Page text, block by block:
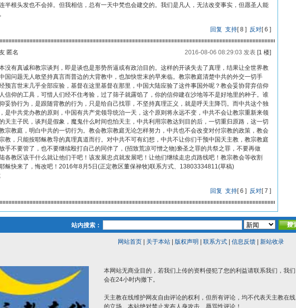
半根头发也不会掉。但我相信，总有一天中梵也会建交的。我们是凡人，无法改变事实，但愿圣人能
回复 支持[8 ] 反对[6 ]
匿名 2016-08-06 08:29:03 发表[1 楼]
没有真诚和教宗谈判，即是谈也是形势所逼或有政治目的。这样的开谈失去了真理，结果让全世界教
国问题无人敢坚持真言而普边的大背教中，也加快世末的早来临。教宗教庭清楚中共的外交一切手
预言世末几乎全部应验，基督在这里基督在那里，中国大陆应验了这件事国外呢？教会妥协背弃信仰
信仰的工具，可惜人们经不住考验，过了筛子就露馅了，你的信仰建在沙地等不是好地里的种子。谁
妥协行为，是跟随背教的行为，只是给自己找罪，不坚持真理正义，就是呼天主降罚。而中共这个独
是中共党办教的原则，中国有共产党领导统治一天，这个原则将永远不变，中共不会让教宗重新来领
天主子民，谈判是假象，魔鬼什么时间也怕天主，中共利用宗教达到目的后，一切重归原路，这一切
宗教庭，明白中共的一切行为。教会教宗教庭无论怎样努力，中共也不会改变对付宗教的政策，教会
教，只能按耶稣教导的真理真道而行。对中共不可有幻想，中共不让你们干预中国天主教，教宗教庭
手不要管了，也不要继续殴打自己的同伴了，(招致荒凉可憎之物)亵圣之罪的共祭之罪，不要再做
各教区该干什么就让他们干吧！该发展忠贞就发展吧！让他们继续走忠贞路线吧！教宗教会等收割
稣快来了，悔改吧！2016年8月5日(正定教区董保禄牧)联系方式、13803334811(草稿)
回复 支持[6 ] 反对[7 ]
站内搜索：
网站首页| 关于本站| 版权声明 联系方式| 信息反馈| 新站收录
本网站无商业目的，若我们上传的资料侵犯了您的利益请联系我们，我们
会在24小时内撤下。
天主教在线维护网友自由评论的权利，但所有评论，均不代表天主教在线
的立场。本站绝对禁止发布人身攻击、辱骂性评论！